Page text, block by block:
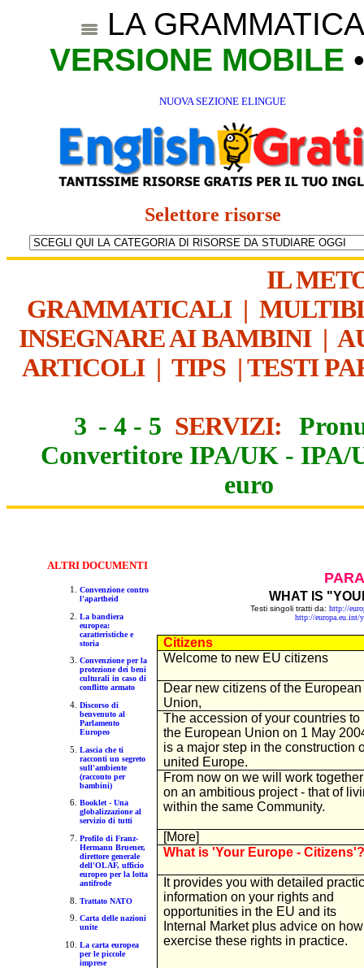
LA
VERSIONE MOBILE
NUOVA SEZIONE ELINGUE
Selettore risorse
IL
GRAMMATICALI|
INSEGNARE AI BAMBINI|
ARTICOLI| TIPS| TESTI
3 - 4 - 5 SERVIZI:
Convertitore IPA/UK - IPA/
euro
ALTRI DOCUMENTI
Convenzione contro
l'apartheid
La bandiera
europea:
caratteristiche e
storia
Convenzione per la
protezione dei beni
culturali in caso di
conflitto armato
Discorso di
benvenuto al
Parlamento
Europeo
Lascia che ti
racconti un segreto
sull'ambiente
(racconto per
bambini)
Booklet - Una
globalizzazione al
servizio di tutti
Profilo di Franz-
Hermann Bruener,
direttore generale
dell'OLAF, ufficio
europeo per la lotta
antifrode
Trattato NATO
Carta delle nazioni
unite
La carta europea
per le piccole
imprese
WHAT IS
Testi singoli tratti da: http://
http://europa.eu.int/
Citizens
Welcome to new EU citizens
Dear new citizens of the European
Union,
The accession of your countries to
the European Union on 1 May
is a major step in the construction
united Europe.
From now on we will work together
on an ambitious project - that of
within the same Community.
[More]
What is 'Your Europe - Citizens'?
It provides you with detailed
information on your rights and
opportunities in the EU and its
Internal Market plus advice on
exercise these rights in practice.